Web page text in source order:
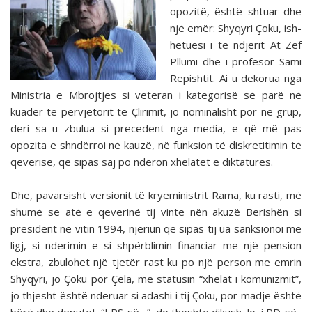
opozitë, është shtuar dhe
një emër: Shyqyri Çoku, ish-
hetuesi i të ndjerit At Zef
Pllumi dhe i profesor Sami
Repishtit. Ai u dekorua nga
Ministria e Mbrojtjes si veteran i kategorisë së parë në
kuadër të përvjetorit të Çlirimit, jo nominalisht por në grup,
deri sa u zbulua si precedent nga media, e që më pas
opozita e shndërroi në kauzë, në funksion të diskretitimin të
qeverisë, që sipas saj po nderon xhelatët e diktaturës.
Dhe, pavarsisht versionit të kryeministrit Rama, ku rasti, më
shumë se atë e qeverinë tij vinte nën akuzë Berishën si
president në vitin 1994, njeriun që sipas tij ua sanksionoi me
ligj, si nderimin e si shpërblimin financiar me një pension
ekstra, zbulohet një tjetër rast ku po një person me emrin
Shyqyri, jo Çoku por Çela, me statusin “xhelat i komunizmit”,
jo thjesht është nderuar si adashi i tij Çoku, por madje është